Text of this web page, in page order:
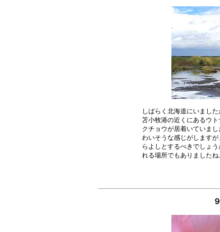
しばらく北海道にいまし
苫小牧港の近くにあるウ
クチョウが居着いていま
わいそうな感じがします
らよしとするべきでしょ